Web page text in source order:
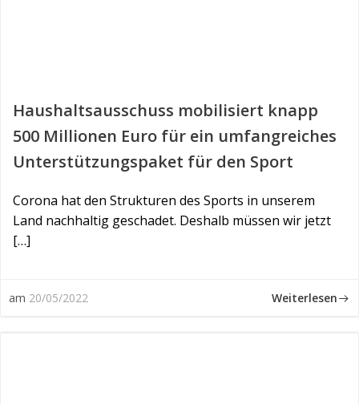
Haushaltsausschuss mobilisiert knapp
500 Millionen Euro für ein umfangreiches
Unterstützungspaket für den Sport
Corona hat den Strukturen des Sports in unserem
Land nachhaltig geschadet. Deshalb müssen wir jetzt
[…]
am 20/05/2022 Weiterlesen